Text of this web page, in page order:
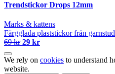
Trendstickor Drops 12mm
Marks & kattens
Färgglada plaststickor från
69 kr 29 kr
We rely on cookies to understand
website.